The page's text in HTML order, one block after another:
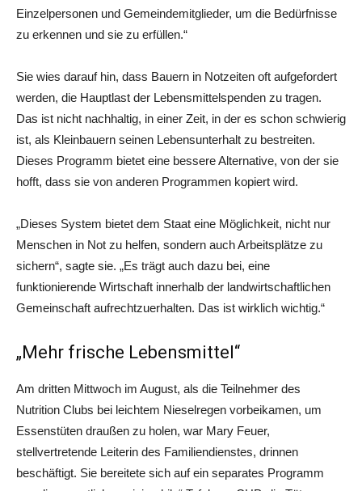
Einzelpersonen und Gemeindemitglieder, um die Bedürfnisse
zu erkennen und sie zu erfüllen.“
Sie wies darauf hin, dass Bauern in Notzeiten oft aufgefordert
werden, die Hauptlast der Lebensmittelspenden zu tragen.
Das ist nicht nachhaltig, in einer Zeit, in der es schon schwierig
ist, als Kleinbauern seinen Lebensunterhalt zu bestreiten.
Dieses Programm bietet eine bessere Alternative, von der sie
hofft, dass sie von anderen Programmen kopiert wird.
„Dieses System bietet dem Staat eine Möglichkeit, nicht nur
Menschen in Not zu helfen, sondern auch Arbeitsplätze zu
sichern“, sagte sie. „Es trägt auch dazu bei, eine
funktionierende Wirtschaft innerhalb der landwirtschaftlichen
Gemeinschaft aufrechtzuerhalten. Das ist wirklich wichtig.“
„Mehr frische Lebensmittel“
Am dritten Mittwoch im August, als die Teilnehmer des
Nutrition Clubs bei leichtem Nieselregen vorbeikamen, um
Essenstüten draußen zu holen, war Mary Feuer,
stellvertretende Leiterin des Familiendienstes, drinnen
beschäftigt. Sie bereitete sich auf ein separates Programm